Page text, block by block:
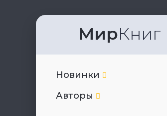
МирКниг
Новинки
Авторы